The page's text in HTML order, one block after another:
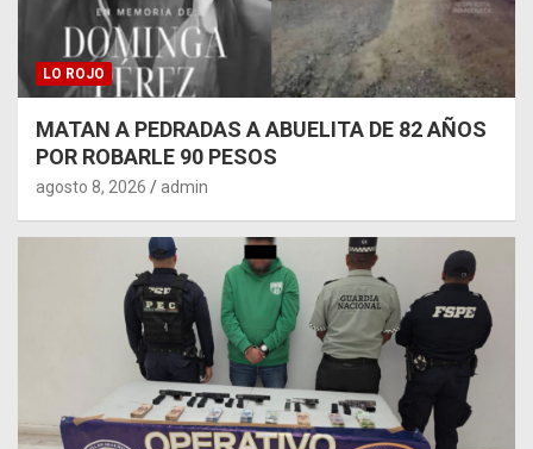
LO ROJO
MATAN A PEDRADAS A ABUELITA DE 82 AÑOS
POR ROBARLE 90 PESOS
agosto 8, 2026 admin